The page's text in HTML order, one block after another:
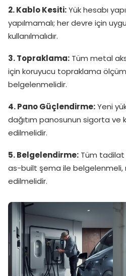
2. Kablo Kesiti:Yük hesabı
yapılmamalı; her devre için
kullanılmalıdır.
3. Topraklama: Tüm metal
için koruyucu topraklama
belgelenmelidir.
4. Pano Güçlendirme:Yeni
dağıtım panosunun sigorta ve
edilmelidir.
5. Belgelendirme: Tüm
as-built şema ile
edilmelidir.